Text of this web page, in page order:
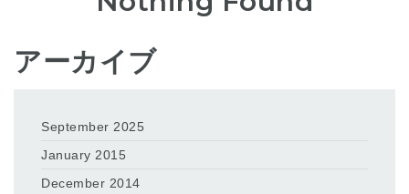
アーカイブ
September 2025
January 2015
December 2014